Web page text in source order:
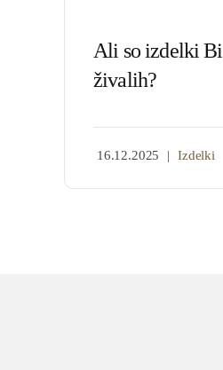
Ali so izdelki
živalih?
16.12.2025 | Izdelki